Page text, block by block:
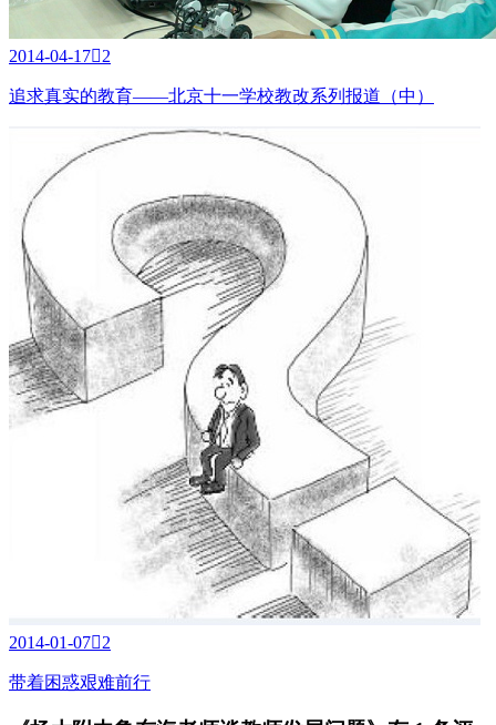
2014-04-172
追求真实的教育——北京十一学校教改系列报道（中）
2014-01-072
带着困惑艰难前行